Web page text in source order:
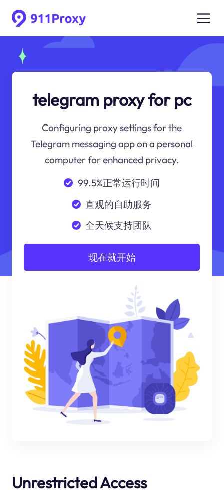
telegram proxy for pc
Configuring proxy settings for the
Telegram messaging app on a personal
computer for enhanced privacy.
99.5%正常运行时间
直观的自助服务
全天候支持团队
现在就开始
Unrestricted Access